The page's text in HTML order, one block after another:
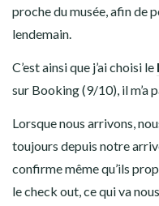
proche du musée, afin de
lendemain.
C’est ainsi que j’ai choisi le
sur Booking (9/10), il m’a
Lorsque nous arrivons,
toujours depuis notre
confirme même qu’ils
le check out, ce qui va